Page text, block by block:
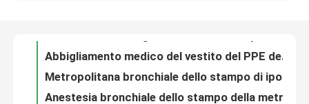
Fatory Tour